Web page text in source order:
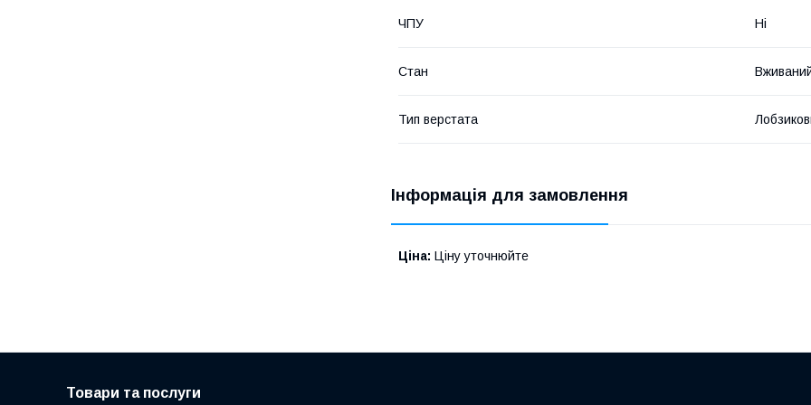
ЧПУ Ні
Стан
Тип верстата
Інформація для замовлення
Ціна: Ціну уточнюйте
Товари та послуги